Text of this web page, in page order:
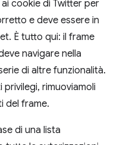
cookie di Twitter per
e deve essere in
È tutto qui: il frame
navigare nella
di altre funzionalità.
rimuoviamoli
del frame.
di una lista